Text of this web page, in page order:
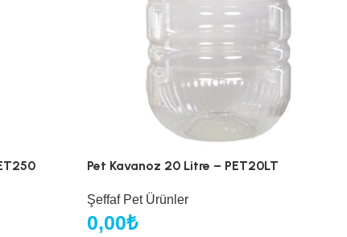
Pet Kavanoz 20 Litre – PET20LT
Şeffaf Pet Ürünler
0,00₺